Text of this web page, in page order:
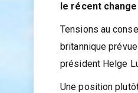
le récent
Tensions au
britannique
président Helge
Une position